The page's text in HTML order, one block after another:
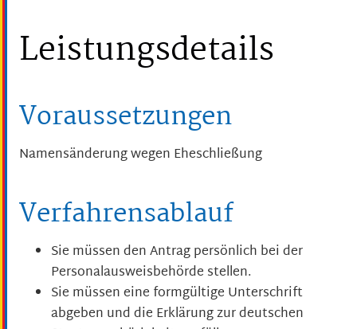
Leistungsdetails
Voraussetzungen
Namensänderung wegen Eheschließung
Verfahrensablauf
Sie müssen den Antrag persönlich bei der
Personalausweisbehörde stellen.
Sie müssen eine formgültige Unterschrift
abgeben und die Erklärung zur deutschen